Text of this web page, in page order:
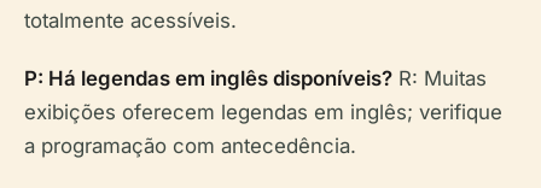
totalmente acessíveis.
P: Há legendas em inglês disponíveis? R: Muitas
exibições oferecem legendas em inglês; verifique
a programação com antecedência.